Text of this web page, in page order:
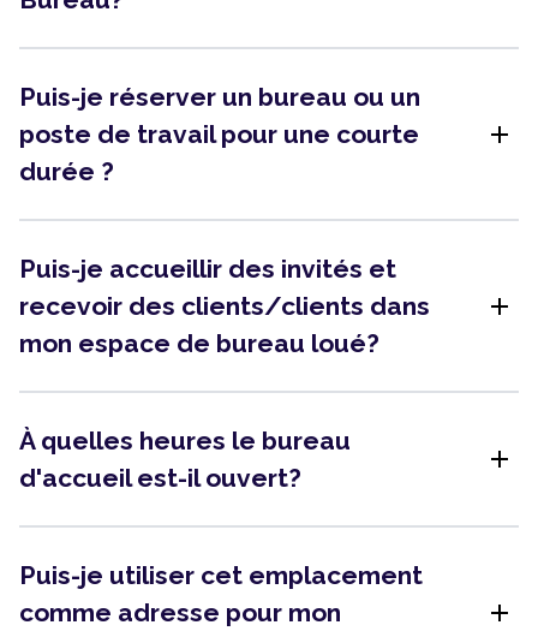
Puis-je réserver un bureau ou un
poste de travail pour une courte
durée ?
add
Puis-je accueillir des invités et
recevoir des clients/clients dans
mon espace de bureau loué?
add
À quelles heures le bureau
d'accueil est-il ouvert?
add
Puis-je utiliser cet emplacement
comme adresse pour mon
add